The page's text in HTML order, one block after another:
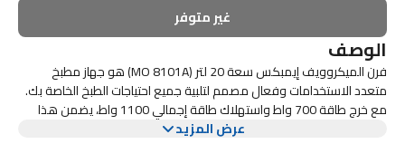
غير متوفر
الوصف
فرن الميكروويف إيمبكس سعة 20 لتر (MO 8101A) هو جهاز مطبخ
متعدد الاستخدامات وفعال مصمم لتلبية جميع احتياجات الطبخ الخاصة بك.
مع خرج طاقة 700 واط واستهلاك طاقة إجمالي 1100 واط، يضمن هذا
الميكروويف طهيًا سريعًا ومتساويًا لوجباتك المفضلة. توفر سعتها البالغة
عرض المزيد